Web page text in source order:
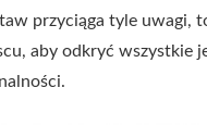
przyciąga tyle uwagi,
aby odkryć wszystkie